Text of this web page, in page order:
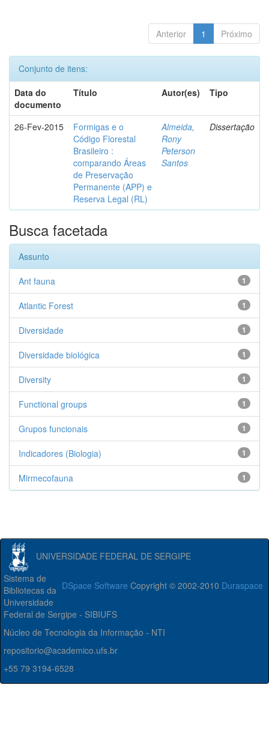
Anterior 1 Próximo
Conjunto de itens:
Data do
documento
Título Autor(es) Tipo
26-Fev-2015
Formigas e o
Código Florestal
Brasileiro :
comparando Áreas
de Preservação
Permanente (APP) e
Reserva Legal (RL)
Almeida,
Rony
Peterson
Santos
Dissertação
Busca facetada
Assunto
1
Ant fauna
1
Atlantic Forest
1
Diversidade
1
Diversidade biológica
1
Diversity
1
Functional groups
1
Grupos funcionais
1
Indicadores (Biologia)
1
Mirmecofauna
UNIVERSIDADE FEDERAL DE SERGIPE
DSpace Software Copyright © 2002-2010 Duraspace
Sistema de
Bibliotecas da
Universidade
Federal de Sergipe - SIBIUFS
Núcleo de Tecnologia da Informação - NTI
repositorio@academico.ufs.br
+55 79 3194-6528